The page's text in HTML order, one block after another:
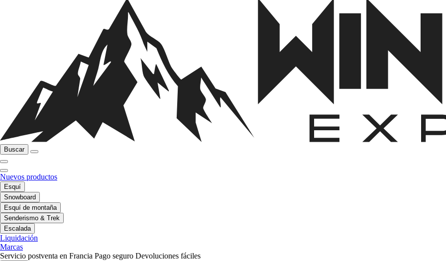
Buscar
Nuevos productos
Esquí
Snowboard
Esquí de montaña
Senderismo & Trek
Escalada
Liquidación
Marcas
Servicio postventa en Francia Pago seguro Devoluciones fáciles